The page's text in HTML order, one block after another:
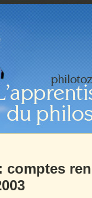
comptes